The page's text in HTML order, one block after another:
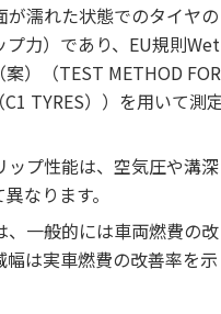
濡れた状態でのタイヤの
力）であり、EU規則Wet
）（TEST METHOD FOR
C1 TYRES））を用いて測
プ性能は、空気圧や溝深
なります。
一般的には車両燃費の改
は実車燃費の改善率を示